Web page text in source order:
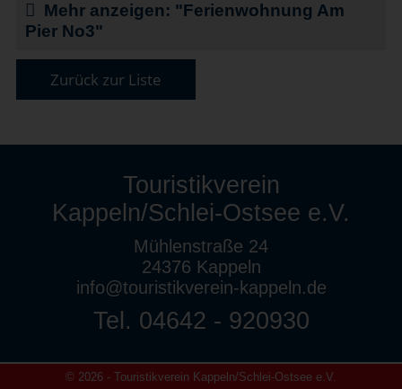
Mehr anzeigen: "Ferienwohnung Am
Pier No3"
Zurück zur Liste
Touristikverein
Kappeln/Schlei-Ostsee e.V.
Mühlenstraße 24
24376 Kappeln
info@touristikverein-kappeln.de
Tel. 04642 - 920930
© 2026 - Touristikverein Kappeln/Schlei-Ostsee e.V.